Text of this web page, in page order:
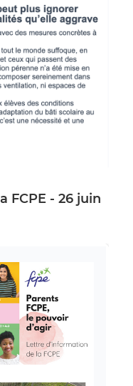
- 26 juin